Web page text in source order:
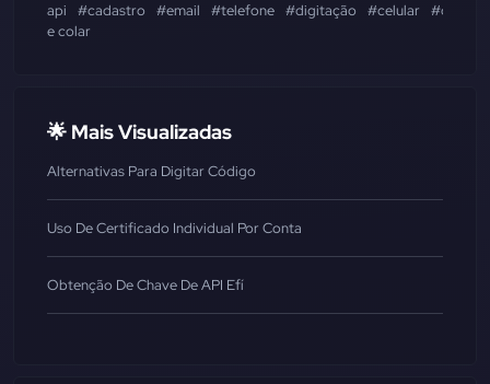
api
#cadastro #email #telefone #digitação #celular
#copiar
e colar
🌟 Mais Visualizadas
Alternativas Para Digitar Código
Uso De Certificado Individual Por Conta
Obtenção De Chave De API Efí